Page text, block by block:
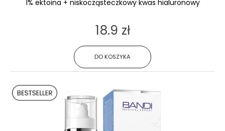
1% ektoina + niskocząsteczkowy kwas hialuronowy
DO KOSZYKA
18.9 zł